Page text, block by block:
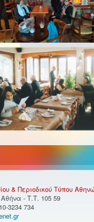
& Περιοδικού Τύπου
Αθήνα - Τ.Τ. 105 59
3234 734